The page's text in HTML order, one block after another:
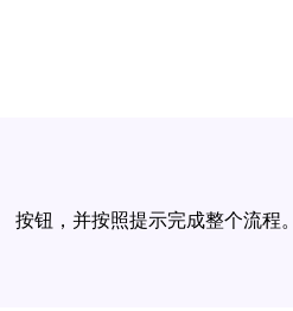
按钮，并按照提示完成整个流程。